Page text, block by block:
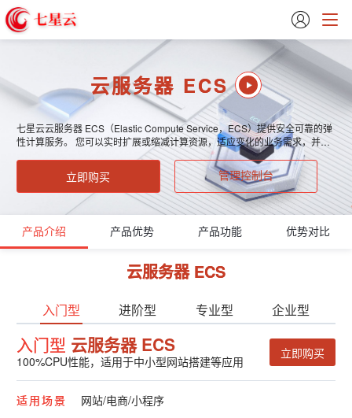

云服务器 ECS
七星云云服务器 ECS（Elastic Compute Service，ECS）提供安全可靠的弹
性计算服务。 您可以实时扩展或缩减计算资源，适应变化的业务需求，并只
需按实际使用的资源计费。使用 ECS 可以极大降低您的软硬件采购成本，简
立即购买 管理控制台
产品介绍 产品优势 产品功能 优势对比
云服务器 ECS
入门型 进阶型 专业型 企业型
入门型 云服务器 ECS
100%CPU性能，适用于中小型网站搭建等应用
立即购买
适用场景
网站/电商/小程序